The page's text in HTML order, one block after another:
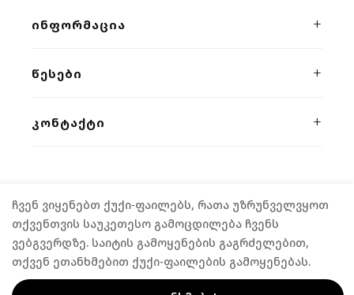
მოწყობილობების ონლაინ მაღაზია. ხარისხი, სისწრაფე
ᲘᲜᲤᲝᲠᲛᲐᲪᲘᲐ
მიწოდება
ᲬᲔᲡᲔᲑᲘ
როგორ შევიძინოთ
ᲙᲝᲜᲢᲐᲥᲢᲘ
contact@pczone.ge
© 2026 PCZONE.GE. ALL RIGHTS RESERVED.
ჩვენ ვიყენებთ ქუქი-ფაილებს, რათა უზრუნველვყოთ
თქვენთვის საუკეთესო გამოცდილება ჩვენს
ვებგვერდზე. საიტის გამოყენების გაგრძელებით,
თქვენ ეთანხმებით ქუქი-ფაილების გამოყენებას.